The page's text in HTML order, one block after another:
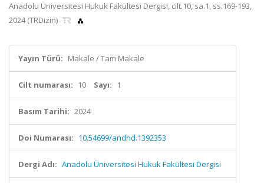
Anadolu Üniversitesi Hukuk Fakültesi Dergisi, cilt.10, sa.1, ss.169-193,
2024 (TRDizin)
Yayın Türü: Makale / Tam Makale
Cilt numarası: 10 Sayı: 1
Basım Tarihi: 2024
Doi Numarası: 10.54699/andhd.1392353
Dergi Adı: Anadolu Üniversitesi Hukuk Fakültesi Dergisi